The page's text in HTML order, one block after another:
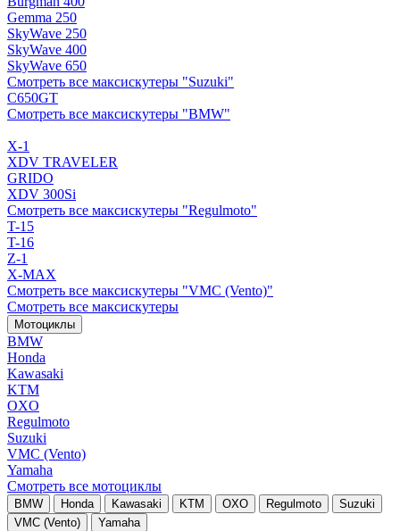
Gemma 250
SkyWave 250
SkyWave 400
SkyWave 650
Смотреть все максискутеры "Suzuki"
C650GT
Смотреть все максискутеры "BMW"
X-1
XDV TRAVELER
GRIDO
XDV 300Si
Смотреть все максискутеры "Regulmoto"
T-15
T-16
Z-1
X-MAX
Смотреть все максискутеры "VMC (Vento)"
Смотреть все максискутеры
Мотоциклы
BMW
Honda
Kawasaki
KTM
OXO
Regulmoto
Suzuki
VMC (Vento)
Yamaha
Смотреть все мотоциклы
BMW Honda Kawasaki KTM OXO Regulmoto
Suzuki
VMC (Vento)
Yamaha